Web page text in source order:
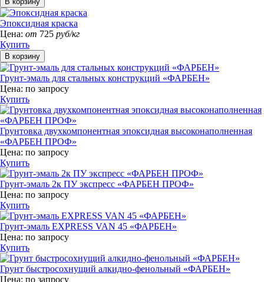
Эпоксидная краска
Цена: от 725 руб/кг
Купить
Грунт-эмаль для стальных конструкций «ФАРБЕН»
Цена: по запросу
Купить
Грунтовка двухкомпонентная эпоксидная высоконаполненная
«ФАРБЕН ПРОФ»
Цена: по запросу
Купить
Грунт-эмаль 2к ПУ экспресс «ФАРБЕН ПРОФ»
Цена: по запросу
Купить
Грунт-эмаль EXPRESS VAN 45 «ФАРБЕН»
Цена: по запросу
Купить
Грунт быстросохнущий алкидно-фенольный «ФАРБЕН»
Цена: по запросу